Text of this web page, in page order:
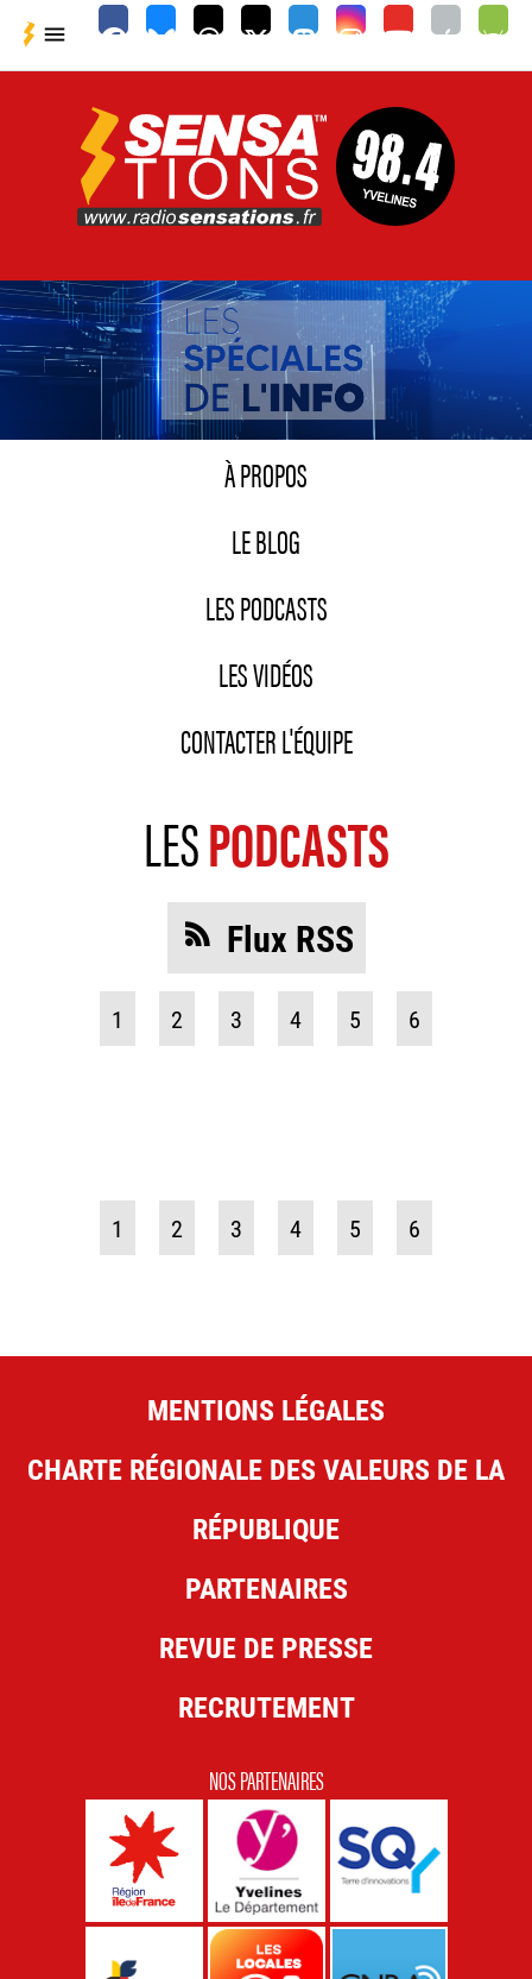

À PROPOS
LE BLOG
LES PODCASTS
LES VIDÉOS
CONTACTER L'ÉQUIPE
LESPODCASTS
Flux RSS
1 2 3 4 5 6
1 2 3 4 5 6
MENTIONS LÉGALES
CHARTE RÉGIONALE DES VALEURS DE LA
RÉPUBLIQUE
PARTENAIRES
REVUE DE PRESSE
RECRUTEMENT
NOS PARTENAIRES